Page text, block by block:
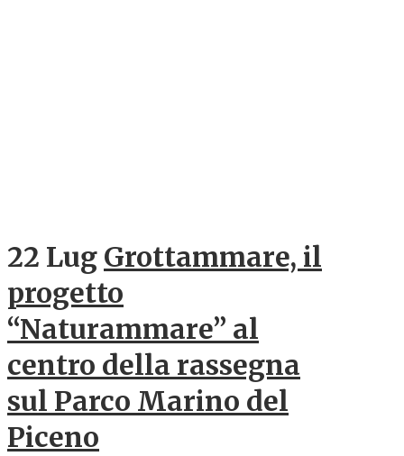
22 Lug Grottammare, il
progetto
“Naturammare” al
centro della rassegna
sul Parco Marino del
Piceno